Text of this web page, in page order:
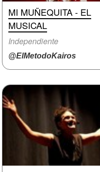
MI MUÑEQUITA - EL
MUSICAL
Independiente
@ElMetodoKairos